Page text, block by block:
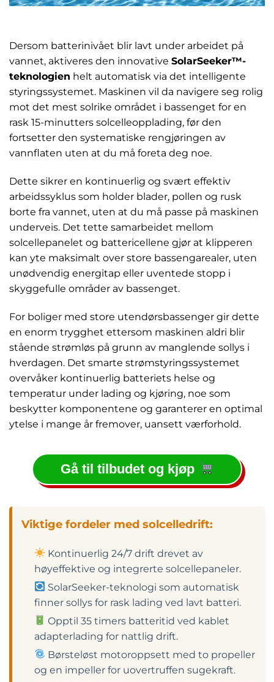
Dersom batterinivået blir lavt under arbeidet på
vannet, aktiveres den innovative SolarSeeker™-
teknologien helt automatisk via det intelligente
styringssystemet. Maskinen vil da navigere seg rolig
mot det mest solrike området i bassenget for en
rask 15-minutters solcelleopplading, før den
fortsetter den systematiske rengjøringen av
vannflaten uten at du må foreta deg noe.
Dette sikrer en kontinuerlig og svært effektiv
arbeidssyklus som holder blader, pollen og rusk
borte fra vannet, uten at du må passe på maskinen
underveis. Det tette samarbeidet mellom
solcellepanelet og battericellene gjør at klipperen
kan yte maksimalt over store bassengarealer, uten
unødvendig energitap eller uventede stopp i
skyggefulle områder av bassenget.
For boliger med store utendørsbassenger gir dette
en enorm trygghet ettersom maskinen aldri blir
stående strømløs på grunn av manglende sollys i
hverdagen. Det smarte strømstyringssystemet
overvåker kontinuerlig batteriets helse og
temperatur under lading og kjøring, noe som
beskytter komponentene og garanterer en optimal
ytelse i mange år fremover, uansett værforhold.
Gå til tilbudet og kjøp
Viktige fordeler med solcelledrift:
Kontinuerlig 24/7 drift drevet av
høyeffektive og integrerte solcellepaneler.
SolarSeeker-teknologi som automatisk
finner sollys for rask lading ved lavt batteri.
Opptil 35 timers batteritid ved kablet
adapterlading for nattlig drift.
Børsteløst motoroppsett med to propeller
og en impeller for uovertruffen sugekraft.